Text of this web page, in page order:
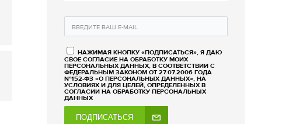
НАЖИМАЯ КНОПКУ «ПОДПИСАТЬСЯ», Я ДАЮ
СВОЕ СОГЛАСИЕ НА ОБРАБОТКУ МОИХ
ПЕРСОНАЛЬНЫХ ДАННЫХ, В СООТВЕТСТВИИ С
ФЕДЕРАЛЬНЫМ ЗАКОНОМ ОТ 27.07.2006 ГОДА
№152-ФЗ «О ПЕРСОНАЛЬНЫХ ДАННЫХ», НА
УСЛОВИЯХ И ДЛЯ ЦЕЛЕЙ, ОПРЕДЕЛЕННЫХ В
СОГЛАСИИ НА ОБРАБОТКУ ПЕРСОНАЛЬНЫХ
ДАННЫХ
ПОДПИСАТЬСЯ